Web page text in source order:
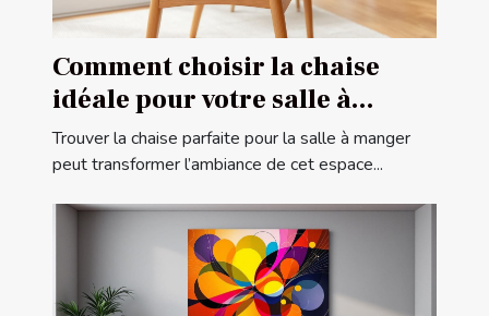
Comment choisir la chaise
idéale pour votre salle à
manger ?
Trouver la chaise parfaite pour la salle à manger
peut transformer l’ambiance de cet espace...